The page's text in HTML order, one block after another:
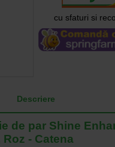
cu sfaturi si
Descriere
de par Shine
- Catena